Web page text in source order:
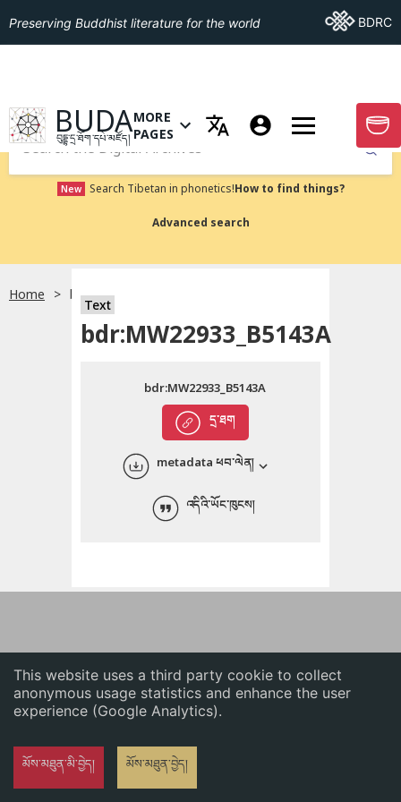
This website uses a third party cookie to collect
anonymous usage statistics and enhance the user
experience (Google Analytics).
མོས་མཐུན་མི་བྱེད། མོས་མཐུན་བྱེད།
English
ភាសាខ្មែរ
Preserving Buddhist literature for the world Go ToBDRC
GO TO HOMEPAGE
BUDA
བུདྡྷ་དྲ་ཐོག་དཔེ་མཛོད།
OPEN MENU OF MORE PAGES
MORE
PAGES
GO
Submit
New Search Tibetan in phonetics!How to find things?
Advanced search
Home bdr:MW22933_B5143A
Text
bdr:MW22933_B5143A
དྲ་ཐག
bdr:MW22933_B5143A
metadata ཕབ་ལེན།
འདིའི་ཡོང་ཁུངས།